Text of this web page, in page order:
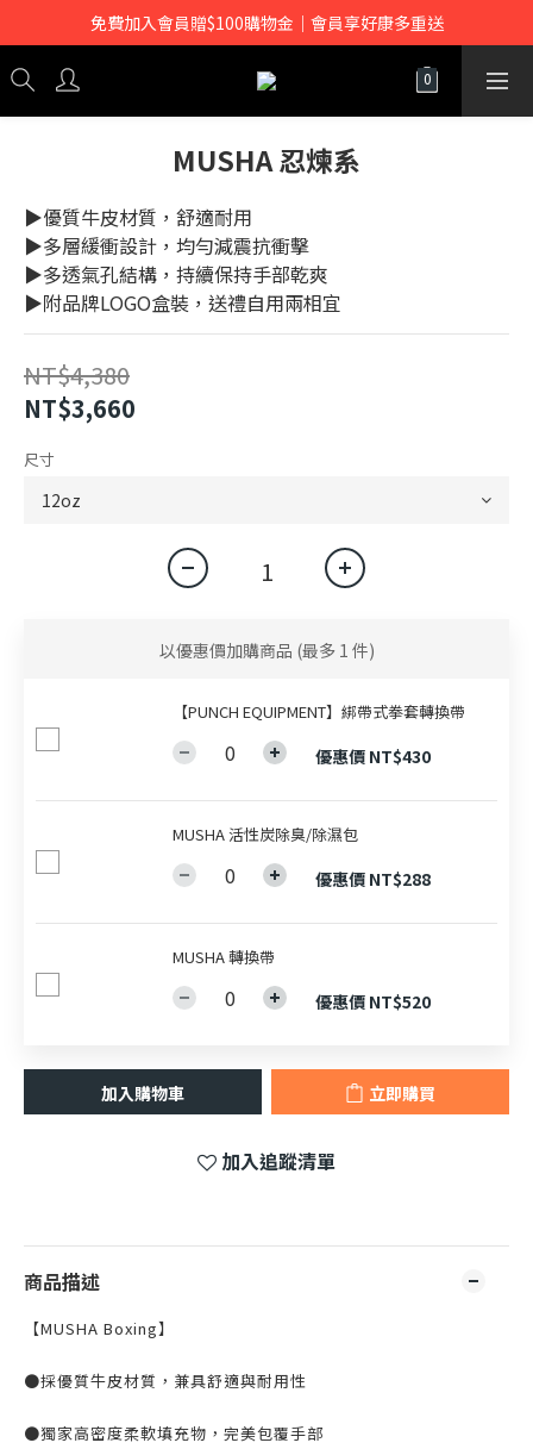
免費加入會員贈$100購物金｜會員享好康多重送
MUSHA 忍煉系
▶優質牛皮材質，舒適耐用
▶多層緩衝設計，均勻減震抗衝擊
▶多透氣孔結構，持續保持手部乾爽
▶附品牌LOGO盒裝，送禮自用兩相宜
NT$4,380
NT$3,660
尺寸
以優惠價加購商品 (最多 1 件)
【PUNCH EQUIPMENT】綁帶式拳套轉換帶
優惠價 NT$430
MUSHA 活性炭除臭/除濕包
優惠價 NT$288
MUSHA 轉換帶
優惠價 NT$520
加入購物車 立即購買
加入追蹤清單
商品描述
【MUSHA Boxing】
●採優質牛皮材質，兼具舒適與耐用性
●獨家高密度柔軟填充物，完美包覆手部